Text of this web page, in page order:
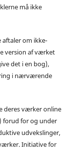
må ikke
om ikke-
version af værket
det i en bog),
i nærværende
deres værker online
forud for og under
udvekslinger,
Initiative for